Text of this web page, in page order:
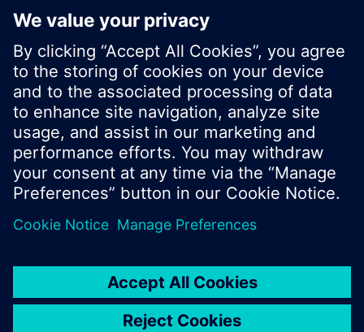
© Siemens Switzerland Ltd. 2020
Zakres produktów i ceny mogą się różnić w
Polityka prywatności
Warunki użytkowania